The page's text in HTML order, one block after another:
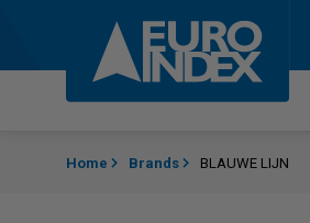
Home Brands BLAUWE LIJN